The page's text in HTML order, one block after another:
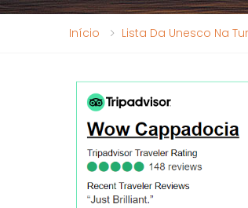
Início Lista Da Unesco Na